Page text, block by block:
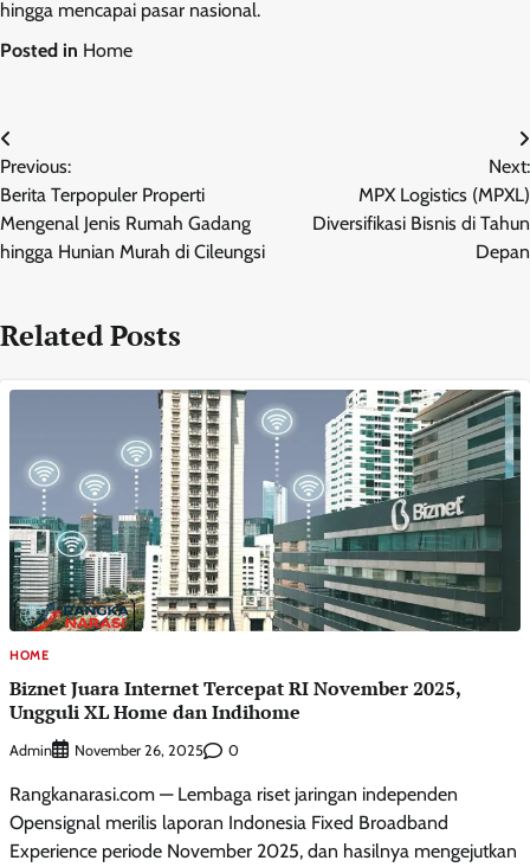
hingga mencapai pasar nasional.
Posted in Home
Navigasi
pos
Previous:
Berita Terpopuler Properti
Mengenal Jenis Rumah Gadang
hingga Hunian Murah di Cileungsi
Next:
MPX Logistics (MPXL)
Diversifikasi Bisnis di Tahun
Depan
Related Posts
HOME
Biznet Juara Internet Tercepat RI November 2025,
Ungguli XL Home dan Indihome
Admin November 26, 2025 0
Rangkanarasi.com — Lembaga riset jaringan independen
Opensignal merilis laporan Indonesia Fixed Broadband
Experience periode November 2025, dan hasilnya mengejutkan